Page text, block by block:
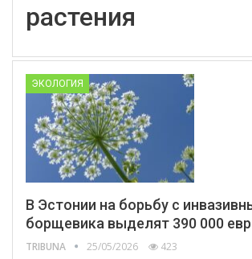
растения
ЭКОЛОГИЯ
В Эстонии на борьбу с
борщевика выделят 390 000
TRIBUNA 25/05/2026 423